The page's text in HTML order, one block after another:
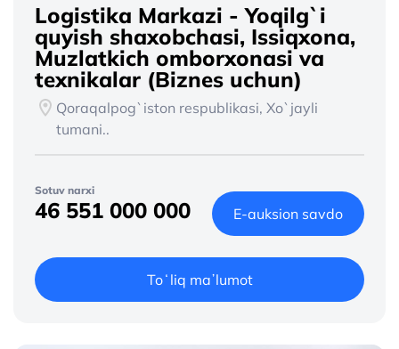
Logistika Markazi - Yoqilg`i
quyish shaxobchasi, Issiqxona,
Muzlatkich omborxonasi va
texnikalar (Biznes uchun)
Qoraqalpog`iston respublikasi, Xo`jayli
tumani..
Sotuv narxi
46 551 000 000 E-auksion savdo
Toʻliq maʼlumot